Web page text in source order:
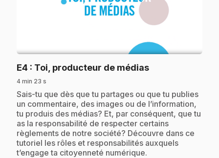
E4 : Toi, producteur de médias.
4 min 23 s
.Sais-tu que dès que tu partages ou que tu publies
un commentaire, des images ou de l’information,
tu produis des médias? Et, par conséquent, que tu
as la responsabilité de respecter certains
règlements de notre société? Découvre dans ce
tutoriel les rôles et responsabilités auxquels
t’engage ta citoyenneté numérique.